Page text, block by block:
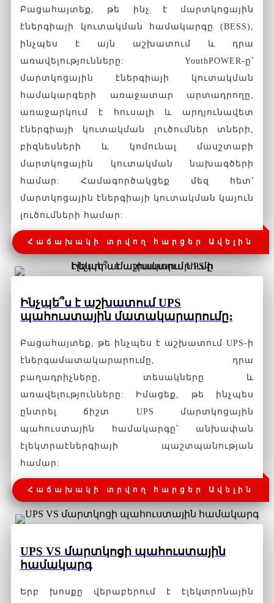
Բացահայտեք, թե ինչ է մարտկոցային
էներգիայի կուտակման համակարգը (BESS),
ինչպես է այն աշխատում և դրա
առավելությունները: YouthPOWER-ը՝
մարտկոցային էներգիայի կուտակման
համակարգերի առաջատար արտադրողը,
առաջարկում է հուսալի և արդյունավետ
էներգիայի կուտակման լուծումներ տների,
բիզնեսների և կոմունալ մասշտաբի
մարտկոցային կուտակման նախագծերի
համար: Համագործակցեք մեզ հետ՝
մարտկոցային էներգիայի կուտակման կայուն
լուծումների համար:
Հաճախակի տրվող հարցեր Ավելին
Ինչպե՞ս է աշխատում UPS
պահուստային մատակարարումը։
Բացահայտեք, թե ինչպես է աշխատում UPS-ի
էներգամատակարարումը, դրա
բաղադրիչները, տեսակները և
առավելությունները: Իմացեք, թե ինչպես
ընտրել ճիշտ UPS մարտկոցային
պահուստային համակարգը՝ անխափան
էլեկտրաէներգիայի պաշտպանության
համար:
Հաճախակի տրվող հարցեր Ավելին
UPS VS մարտկոցի պահուստային
համակարգ
Երբ խոսքը վերաբերում է էլեկտրոնային